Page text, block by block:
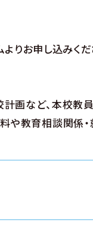
りお申し込みくだ
画など、本校教
や教育相談関係